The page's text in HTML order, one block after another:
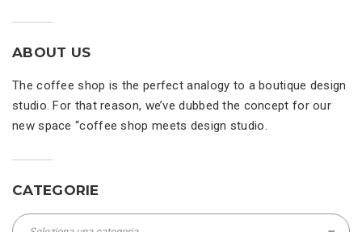
ABOUT US
The coffee shop is the perfect analogy to a boutique design
studio. For that reason, we’ve dubbed the concept for our
new space “coffee shop meets design studio.
CATEGORIE
Categorie